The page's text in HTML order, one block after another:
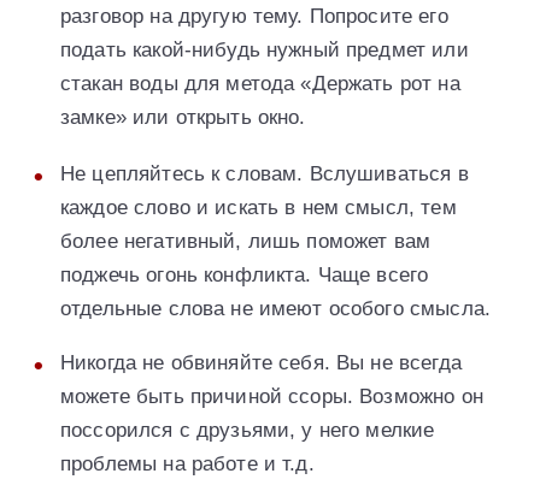
разговор на другую тему. Попросите его
подать какой-нибудь нужный предмет или
стакан воды для метода «Держать рот на
замке» или открыть окно.
Не цепляйтесь к словам. Вслушиваться в
каждое слово и искать в нем смысл, тем
более негативный, лишь поможет вам
поджечь огонь конфликта. Чаще всего
отдельные слова не имеют особого смысла.
Никогда не обвиняйте себя. Вы не всегда
можете быть причиной ссоры. Возможно он
поссорился с друзьями, у него мелкие
проблемы на работе и т.д.